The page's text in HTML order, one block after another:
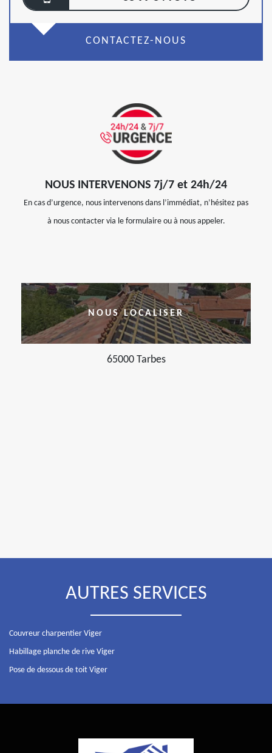
CONTACTEZ-NOUS
NOUS INTERVENONS 7j/7 et 24h/24
En cas d’urgence, nous intervenons dans l’immédiat, n’hésitez pas
à nous contacter via le formulaire ou à nous appeler.
NOUS LOCALISER
65000 Tarbes
AUTRES SERVICES
Couvreur charpentier Viger
Habillage planche de rive Viger
Pose de dessous de toit Viger